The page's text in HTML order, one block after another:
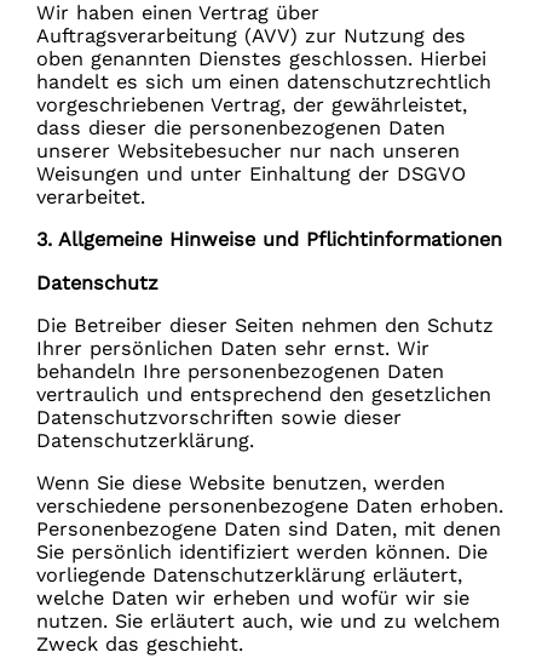
Wir haben einen Vertrag über
Auftragsverarbeitung (AVV) zur Nutzung des
oben genannten Dienstes geschlossen. Hierbei
handelt es sich um einen datenschutzrechtlich
vorgeschriebenen Vertrag, der gewährleistet,
dass dieser die personenbezogenen Daten
unserer Websitebesucher nur nach unseren
Weisungen und unter Einhaltung der DSGVO
verarbeitet.
3. Allgemeine Hinweise und Pflicht­informationen
Datenschutz
Die Betreiber dieser Seiten nehmen den Schutz
Ihrer persönlichen Daten sehr ernst. Wir
behandeln Ihre personenbezogenen Daten
vertraulich und entsprechend den gesetzlichen
Datenschutzvorschriften sowie dieser
Datenschutzerklärung.
Wenn Sie diese Website benutzen, werden
verschiedene personenbezogene Daten erhoben.
Personenbezogene Daten sind Daten, mit denen
Sie persönlich identifiziert werden können. Die
vorliegende Datenschutzerklärung erläutert,
welche Daten wir erheben und wofür wir sie
nutzen. Sie erläutert auch, wie und zu welchem
Zweck das geschieht.